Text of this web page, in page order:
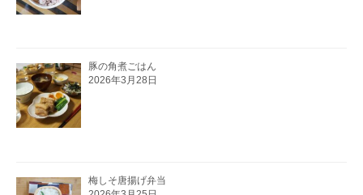
豚の角煮ごはん
2026年3月28日
梅しそ唐揚げ弁当